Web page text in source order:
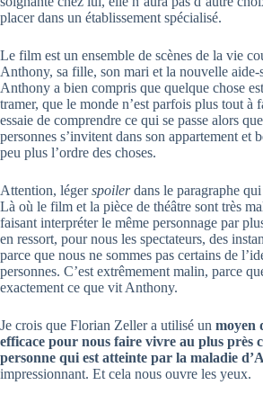
placer dans un établissement spécialisé.
Le film est un ensemble de scènes de la vie
Anthony, sa fille, son mari et la nouvelle aide-
Anthony a bien compris que quelque chose
tramer, que le monde n’est parfois plus tout à
essaie de comprendre ce qui se passe alors
personnes s’invitent dans son appartement et
peu plus l’ordre des choses.
Attention, légerspoilerdans le paragraphe
Là où le film et la pièce de théâtre sont très
faisant interpréter le même personnage par
en ressort, pour nous les spectateurs, des
parce que nous ne sommes pas certains de
personnes. C’est extrêmement malin, parce
exactement ce que vit Anthony.
Je crois que Florian Zeller a utilisé un moyen
efficace pour nous faire vivre au plus près
personne qui est atteinte par la maladie
impressionnant. Et cela nous ouvre les yeux.